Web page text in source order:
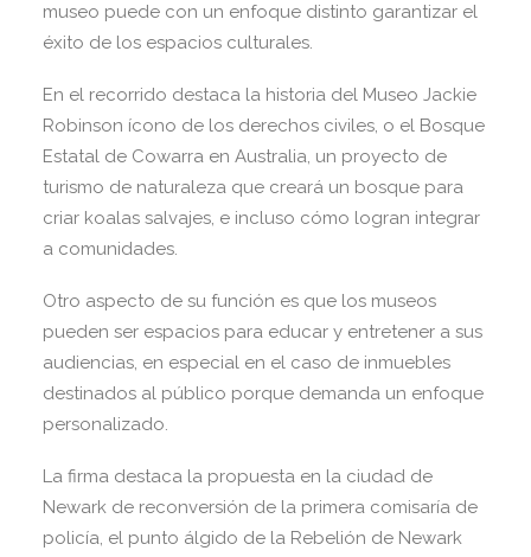
museo puede con un enfoque distinto garantizar el
éxito de los espacios culturales.
En el recorrido destaca la historia del Museo Jackie
Robinson ícono de los derechos civiles, o el Bosque
Estatal de Cowarra en Australia, un proyecto de
turismo de naturaleza que creará un bosque para
criar koalas salvajes, e incluso cómo logran integrar
a comunidades.
Otro aspecto de su función es que los museos
pueden ser espacios para educar y entretener a sus
audiencias, en especial en el caso de inmuebles
destinados al público porque demanda un enfoque
personalizado.
La firma destaca la propuesta en la ciudad de
Newark de reconversión de la primera comisaría de
policía, el punto álgido de la Rebelión de Newark